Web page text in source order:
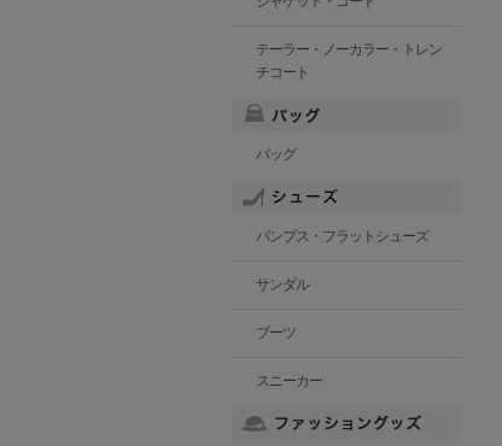
テーラー・ノーカラー・トレン
チコート
バッグ
パンプス・フラットシューズ
サンダル
ブーツ
スニーカー